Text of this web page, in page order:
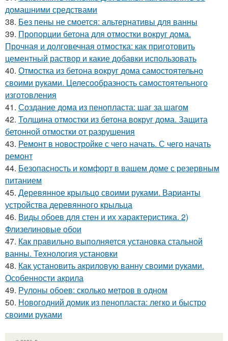
домашними средствами
38. Без пены не смоется: альтернативы для ванны
39. Пропорции бетона для отмостки вокруг дома.
Прочная и долговечная отмостка: как приготовить
цементный раствор и какие добавки использовать
40. Отмостка из бетона вокруг дома самостоятельно
своими руками. Целесообразность самостоятельного
изготовления
41. Создание дома из пенопласта: шаг за шагом
42. Толщина отмостки из бетона вокруг дома. Защита
бетонной отмостки от разрушения
43. Ремонт в новостройке с чего начать. С чего начать
ремонт
44. Безопасность и комфорт в вашем доме с резервным
питанием
45. Деревянное крыльцо своими руками. Варианты
устройства деревянного крыльца
46. Виды обоев для стен и их характеристика. 2)
Флизелиновые обои
47. Как правильно выполняется установка стальной
ванны. Технология установки
48. Как установить акриловую ванну своими руками.
Особенности акрила
49. Рулоны обоев: сколько метров в одном
50. Новогодний домик из пенопласта: легко и быстро
своими руками